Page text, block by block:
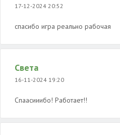
17-12-2024 20:52
спасибо игра реально рабочая
Света
16-11-2024 19:20
Спаасииибо! Работает!!